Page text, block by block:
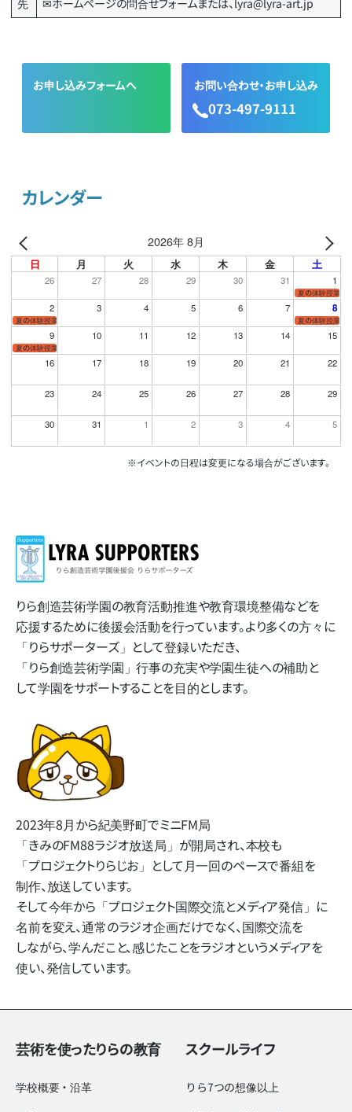
お申し込みフォームへ お問い合わせ・お申し込み
073-497-9111
カレンダー
2026年 8月
日 月 火 水 木 金 土
26 27 28 29 30 31 1
夏の体験授業・サ
2 3 4 5 6 7 8
夏の体験授業・サマースクール 夏の体験授業・サ
9 10 11 12 13 14 15
夏の体験授業・サマースクール
16 17 18 19 20 21 22
23 24 25 26 27 28 29
30 31 1 2 3 4 5
※イベントの日程は変更になる場合がございます。
りら創造芸術学園の​教育活動推進や​教育環境整備などを​
応援する​ために​後援会活動を​行っています。​より​多くの​方​々に​
「りらサポーターズ」と​して​登録いただき、​
「りら創造芸術学園」​行事の​充実や​学園生徒への​補助と​
して​学園を​サポートする​ことを​目的とします。
2023年8月から​紀美野町で​ミニFM局​
「きみのFM88ラジオ放送局」 が​開局され、​本校も​
「プロジェクトりらじお」と​して​月一回の​ペースで​番組を​
制作、​放送しています。
そして​今年から​「プロジェクト国際交流と​メディア発信」に​
名前を​変え、​通常の​ラジオ企画だけでなく、​国際交流を​
しながら、​学んだ​こと、​感じた​ことを​ラジオと​いう​メディアを​
使い、​発信しています。
芸術を使ったりらの教育
学校概要・沿革
スクールライフ
りら7つの想像以上